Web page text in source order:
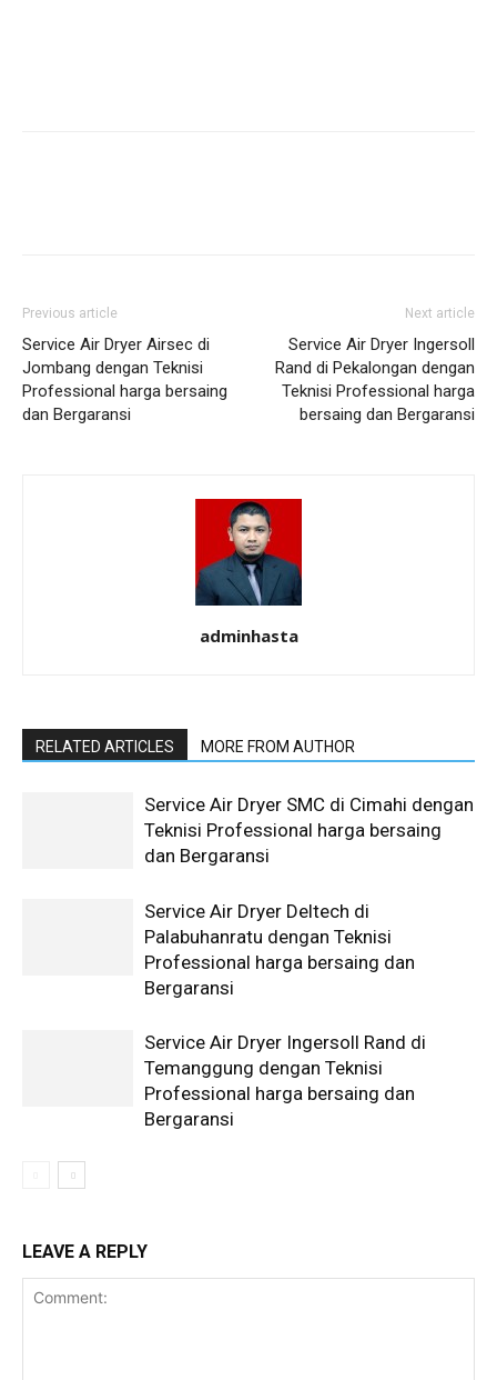
Previous article
Service Air Dryer Airsec di
Jombang dengan Teknisi
Professional harga bersaing
dan Bergaransi
Next article
Service Air Dryer Ingersoll
Rand di Pekalongan dengan
Teknisi Professional harga
bersaing dan Bergaransi
adminhasta
RELATED ARTICLES MORE FROM AUTHOR
Service Air Dryer SMC di Cimahi dengan
Teknisi Professional harga bersaing
dan Bergaransi
Service Air Dryer Deltech di
Palabuhanratu dengan Teknisi
Professional harga bersaing dan
Bergaransi
Service Air Dryer Ingersoll Rand di
Temanggung dengan Teknisi
Professional harga bersaing dan
Bergaransi
LEAVE A REPLY